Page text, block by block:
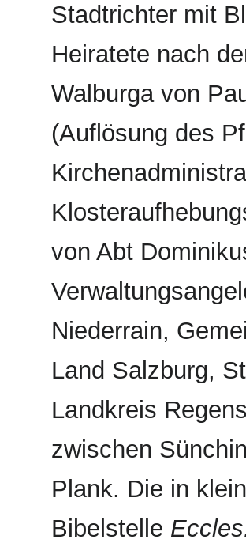
Stadtrichter mit
Heiratete nach
Walburga von
(Auflösung des
von Abt
Niederrain,
Land Salzburg,
Landkreis
zwischen
Plank. Die in
Bibelstelle